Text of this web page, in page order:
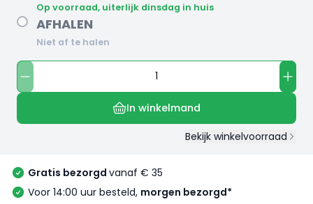
op voorraad, uiterlijk dinsdag in huis
AFHALEN
Niet af te halen
In winkelmand
Bekijk winkelvoorraad
Gratis bezorgd vanaf € 35
Voor 14:00 uur besteld, morgen bezorgd*